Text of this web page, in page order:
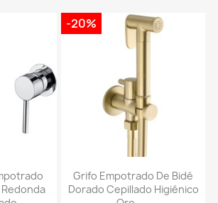
Redonda
Grifo Empotrado De Bidé
Dorado Cepillado Higiénico
-20%